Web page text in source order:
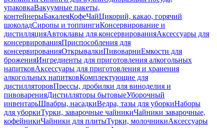
упаковкаВакуумные пакеты,
контейнерыБакалеяКофеЧайЦикорий, какао, горячий
шоколадСиропы и топпингиКонсервирование и
дистилляцияАвтоклавы для консервированияАксессуары для
консервированияПриспособления для
консервированияОткрывалкиПивоварниЕмкости для
броженияИнгредиенты для приготовления алкогольных
напитковАксессуары для приготовления и хранения
алкогольных напитковКомплектующие для
дистилляторовПрессы, дробилки для виноделия и
пивоваренияДистилляторы бытовыеУборочный
инвентарьШвабры, насадкиВедра, тазы для уборкиНаборы
для уборкиТурки, заварочные чайникиЧайники заварочные,
кофейникиЧайники для плитыТурки, молочникиАксессуары